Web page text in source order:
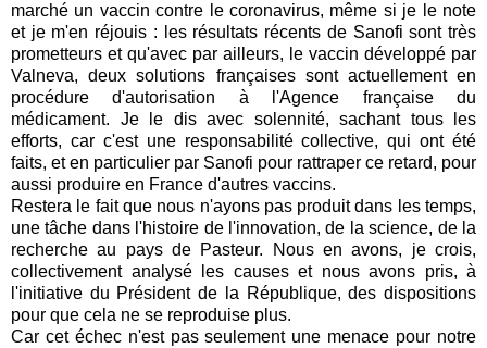
marché un vaccin contre le coronavirus, même si je le note
et je m'en réjouis : les résultats récents de Sanofi sont très
prometteurs et qu'avec par ailleurs, le vaccin développé par
Valneva, deux solutions françaises sont actuellement en
procédure d'autorisation à l'Agence française du
médicament. Je le dis avec solennité, sachant tous les
efforts, car c'est une responsabilité collective, qui ont été
faits, et en particulier par Sanofi pour rattraper ce retard, pour
aussi produire en France d'autres vaccins.
Restera le fait que nous n'ayons pas produit dans les temps,
une tâche dans l'histoire de l'innovation, de la science, de la
recherche au pays de Pasteur. Nous en avons, je crois,
collectivement analysé les causes et nous avons pris, à
l'initiative du Président de la République, des dispositions
pour que cela ne se reproduise plus.
Car cet échec n'est pas seulement une menace pour notre